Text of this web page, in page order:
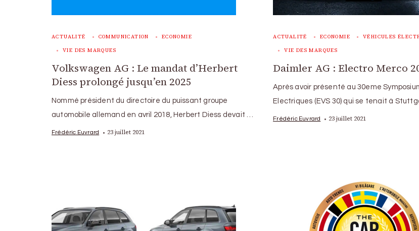
ACTUALITÉ COMMUNICATION ECONOMIE
VIE DES MARQUES
Volkswagen AG : Le mandat d’Herbert
Diess prolongé jusqu’en 2025
Nommé président du directoire du puissant groupe
automobile allemand en avril 2018, Herbert Diess devait …
Frédéric Euvrard 23 juillet 2021
ACTUALITÉ ECONOMIE VÉHICULES
VIE DES MARQUES
Daimler AG : Electro Merco
Après avoir présenté au 30eme
Electriques (EVS 30) qui se tenait à
Frédéric Euvrard 23 juillet 2021